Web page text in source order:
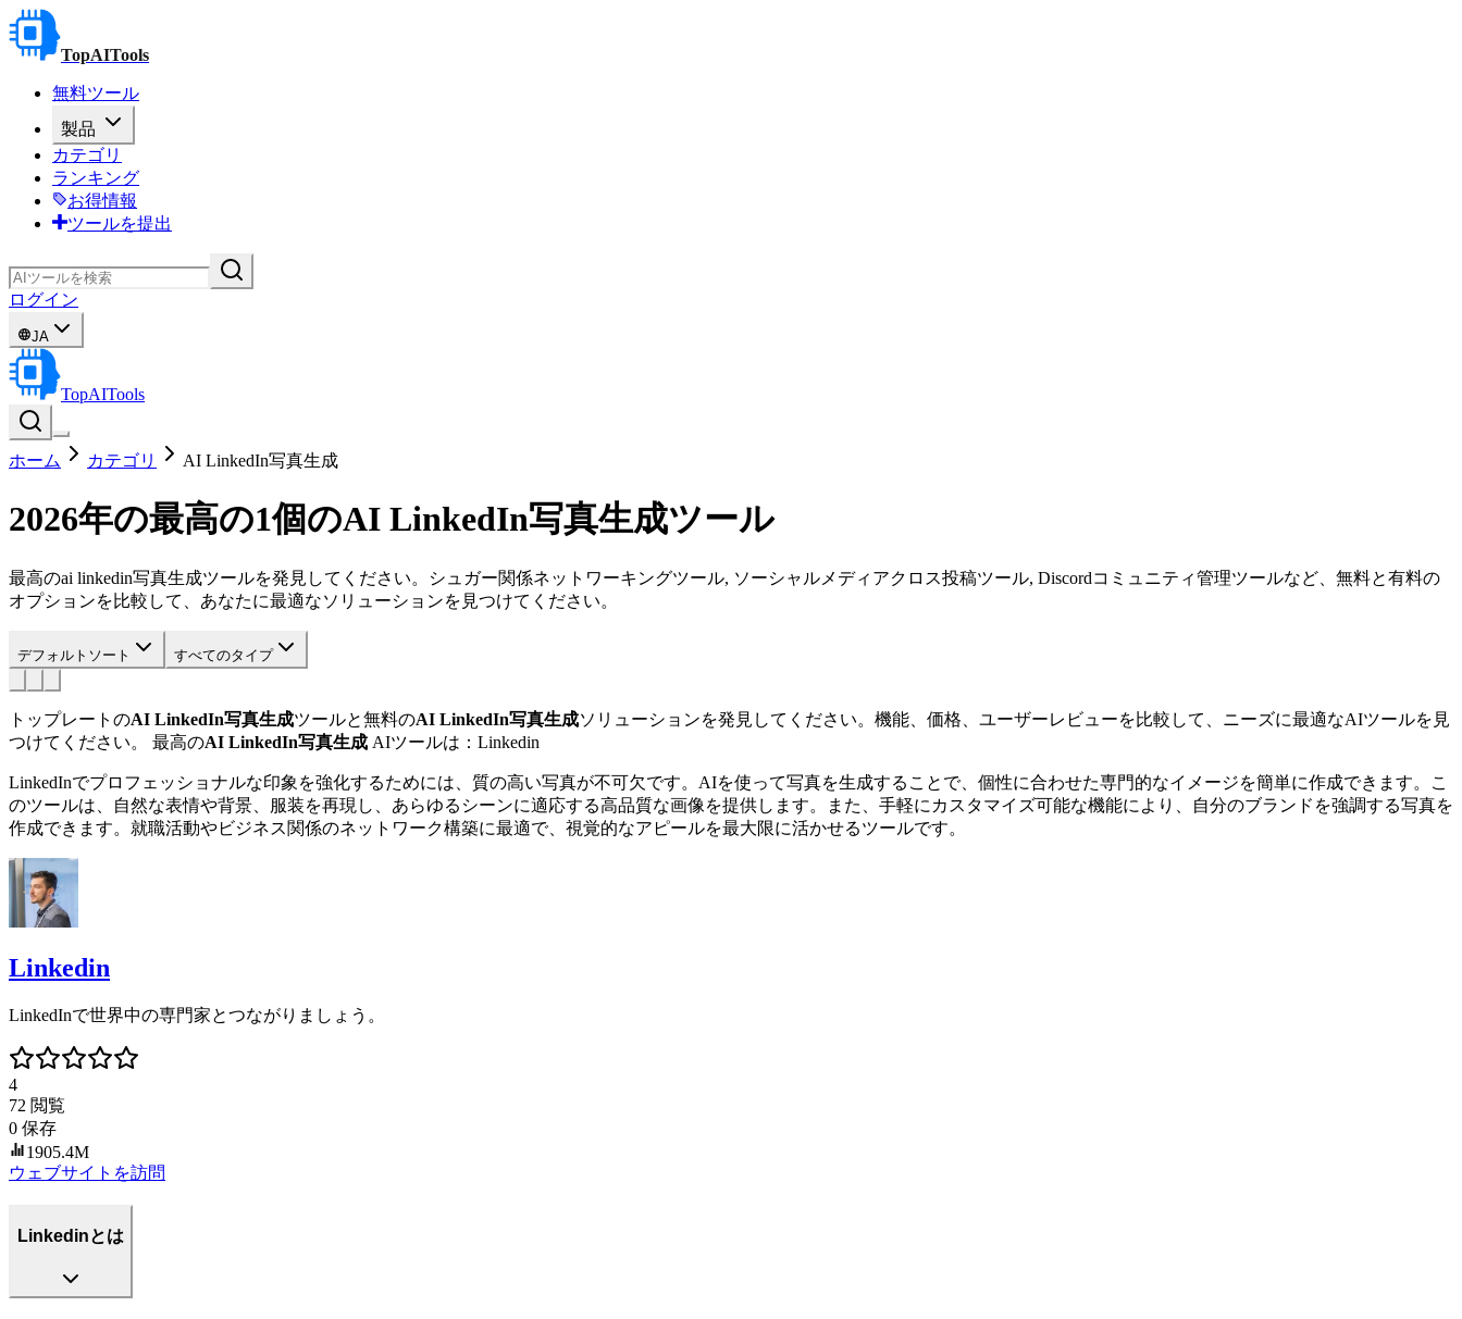
TopAITools
無料ツール
製品
カテゴリ
ランキング
お得情報
ツールを提出
ログイン
JA
TopAITools
ホーム カテゴリ AI LinkedIn写真生成
2026年の最高の1個のAI LinkedIn写真生成ツール
最高のai linkedin写真生成ツールを発見してください。シュガー関係ネットワーキングツール, ソーシャルメディアクロス投稿ツール, Discordコミュニティ管理ツールなど、無料と有料の
オプションを比較して、あなたに最適なソリューションを見つけてください。
デフォルトソート すべてのタイプ
トップレートのAI LinkedIn写真生成ツールと無料のAI LinkedIn写真生成ソリューションを発見してください。機能、価格、ユーザーレビューを比較して、ニーズに最適なAIツールを見
つけてください。
最高のAI LinkedIn写真生成 AIツールは：Linkedin
LinkedInでプロフェッショナルな印象を強化するためには、質の高い写真が不可欠です。AIを使って写真を生成することで、個性に合わせた専門的なイメージを簡単に作成できます。こ
のツールは、自然な表情や背景、服装を再現し、あらゆるシーンに適応する高品質な画像を提供します。また、手軽にカスタマイズ可能な機能により、自分のブランドを強調する写真を
作成できます。就職活動やビジネス関係のネットワーク構築に最適で、視覚的なアピールを最大限に活かせるツールです。
Linkedin
LinkedInで世界中の専門家とつながりましょう。
4
72 閲覧
0 保存
1905.4M
ウェブサイトを訪問
Linkedinとは